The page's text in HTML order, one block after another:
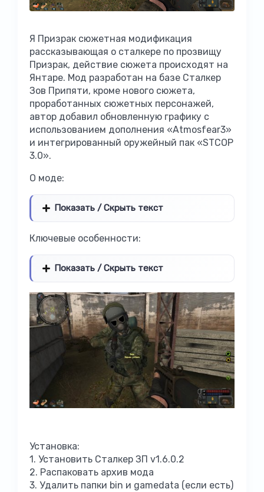
Я Призрак сюжетная модификация
рассказывающая о сталкере по прозвищу
Призрак, действие сюжета происходят на
Янтаре. Мод разработан на базе Сталкер
Зов Припяти, кроме нового сюжета,
проработанных сюжетных персонажей,
автор добавил обновленную графику с
использованием дополнения «Atmosfear3»
и интегрированный оружейный пак «STCOP
3.0».
О моде:
Показать / Скрыть текст
Ключевые особенности:
Показать / Скрыть текст
Установка:
1. Установить Сталкер ЗП v1.6.0.2
2. Раcпаковать архив мода
3. Удалить папки bin и gamedata (если есть)